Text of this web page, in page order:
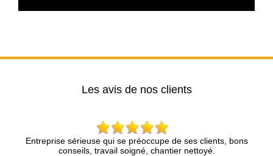
Les avis de nos clients
Entreprise sérieuse qui se préoccupe de ses clients, bons
conseils, travail soigné, chantier nettoyé.